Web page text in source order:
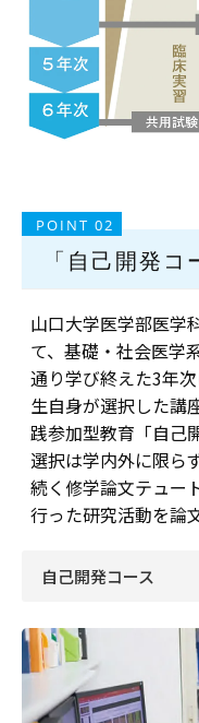
POINT 02
「自己開発
山口大学医学部医学
て、基礎・社会医学
通り学び終えた3年
生自身が選択した講
践参加型教育「自己
選択は学内外に限ら
続く修学論文テュー
行った研究活動を論
自己開発コース